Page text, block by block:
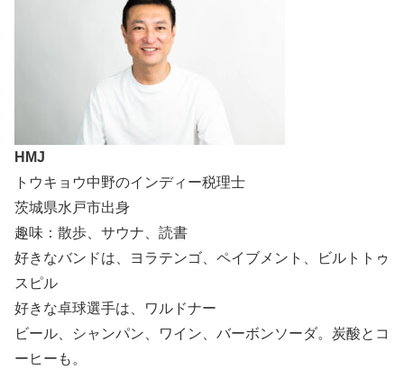
HMJ
トウキョウ中野のインディー税理士
茨城県水戸市出身
趣味：散歩、サウナ、読書
好きなバンドは、ヨラテンゴ、ペイブメント、ビルトトゥ
スピル
好きな卓球選手は、ワルドナー
ビール、シャンパン、ワイン、バーボンソーダ。炭酸とコ
ーヒーも。